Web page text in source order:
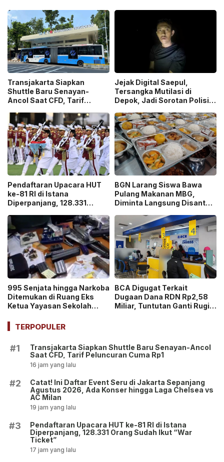
Transjakarta Siapkan
Shuttle Baru Senayan-
Ancol Saat CFD, Tarif
Jejak Digital Saepul,
Tersangka Mutilasi di
Depok, Jadi Sorotan Polisi
Pendaftaran Upacara HUT
ke-81 RI di Istana
Diperpanjang, 128.331
Ticket”
BGN Larang Siswa Bawa
Pulang Makanan MBG,
Diminta Langsung Disantap
995 Senjata hingga Narkoba
Ditemukan di Ruang Eks
Ketua Yayasan Sekolah
Ekskul Menembak!
BCA Digugat Terkait
Dugaan Dana RDN Rp2,58
Miliar, Tuntutan Ganti Rugi
TERPOPULER
#1
Transjakarta Siapkan Shuttle Baru Senayan-Ancol
Saat CFD, Tarif Peluncuran Cuma Rp1
16 jam yang lalu
#2
Catat! Ini Daftar Event Seru di Jakarta Sepanjang
Agustus 2026, Ada Konser hingga Laga Chelsea vs
AC Milan
19 jam yang lalu
#3
Pendaftaran Upacara HUT ke-81 RI di Istana
Diperpanjang, 128.331 Orang Sudah Ikut “War
Ticket”
17 jam yang lalu